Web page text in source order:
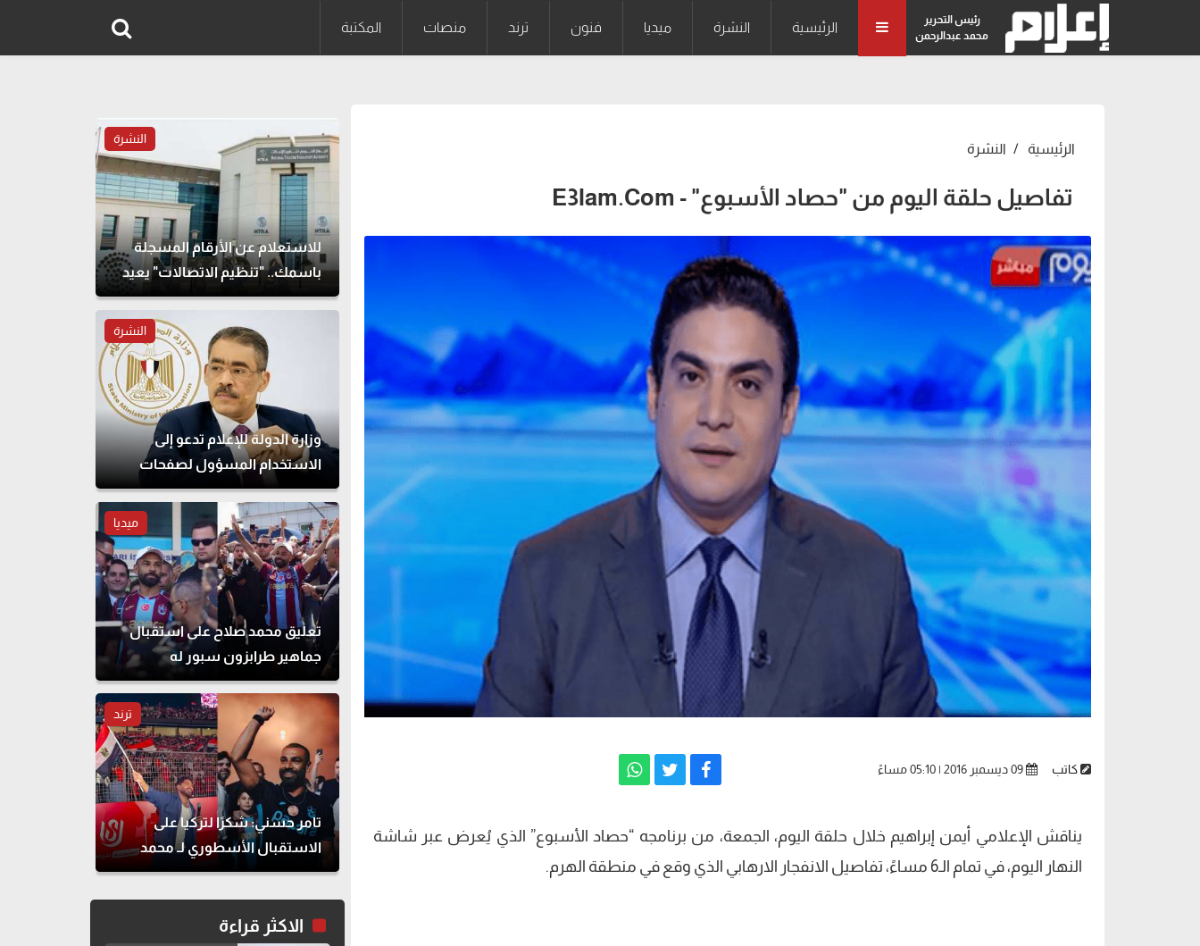
رئيس التحرير
محمد عبدالرحمن
الرئيسية النشرة ميديا فنون ترند منصات المكتبة
الرئيسية النشرة
تفاصيل حلقة اليوم من "حصاد الأسبوع" - E3lam.Com
كاتب
يناقش الإعلامي أيمن إبراهيم خلال حلقة اليوم، الجمعة، من برنامجه “حصاد الأسبوع” الذي يُعرض عبر شاشة
النهار اليوم، في تمام الـ6 مساءً، تفاصيل الانفجار الارهابي الذي وقع في منطقة الهرم.
النشرة
للاستعلام عن الأرقام المسجلة
باسمك.. "تنظيم الاتصالات" يعيد
إتاحة خدمة "أرقامي" عبر My
النشرة
وزارة الدولة للإعلام تدعو إلى
الاستخدام المسؤول لصفحات
التواصل الاجتماعي
ميديا
تعليق محمد صلاح على استقبال
جماهير طرابزون سبور له
ترند
تامر حسني: شكرًا لتركيا على
الاستقبال الأسطوري لـ محمد
صلاح
الاكثر قراءة